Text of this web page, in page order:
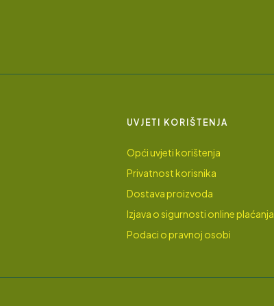
UVJETI KORIŠTENJA
Opći uvjeti korištenja
Privatnost korisnika
Dostava proizvoda
Izjava o sigurnosti online plaćanja
Podaci o pravnoj osobi